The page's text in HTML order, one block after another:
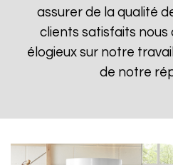
assurer de la qualité
clients satisfaits nous
élogieux sur notre
de notre